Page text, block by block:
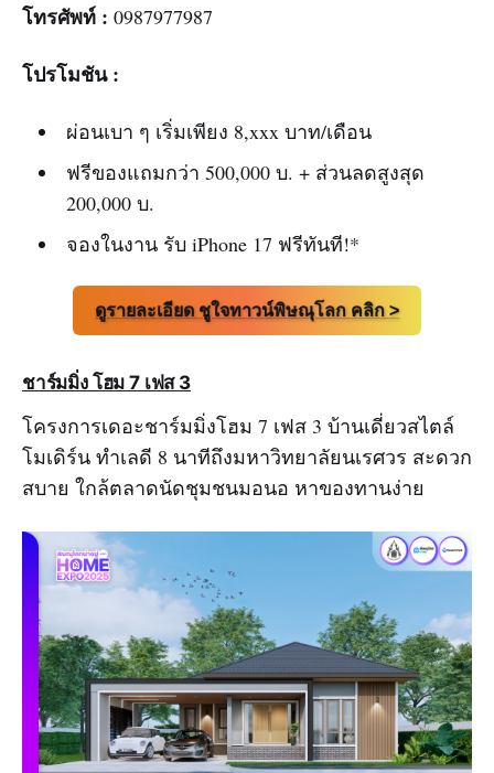
โทรศัพท์ : 0987977987
โปรโมชัน :
ผ่อนเบา ๆ เริ่มเพียง 8,xxx บาท/เดือน
ฟรีของแถมกว่า 500,000 บ. + ส่วนลดสูงสุด
200,000 บ.
จองในงาน รับ iPhone 17 ฟรีทันที!*
ดูรายละเอียด ชูใจทาวน์พิษณุโลก คลิก >
ชาร์มมิ่ง โฮม 7 เฟส 3
โครงการเดอะชาร์มมิ่งโฮม 7 เฟส 3 บ้านเดี่ยวสไตล์
โมเดิร์น ทำเลดี 8 นาทีถึงมหาวิทยาลัยนเรศวร สะดวก
สบาย ใกล้ตลาดนัดชุมชนมอนอ หาของทานง่าย